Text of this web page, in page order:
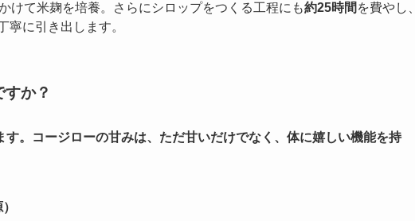
けて米麹を培養。さらにシロップをつくる工程にも約25時間 を費やし、
寧に引き出します。
か？
。コージローの甘みは、ただ甘いだけでなく、体に嬉しい機能を持